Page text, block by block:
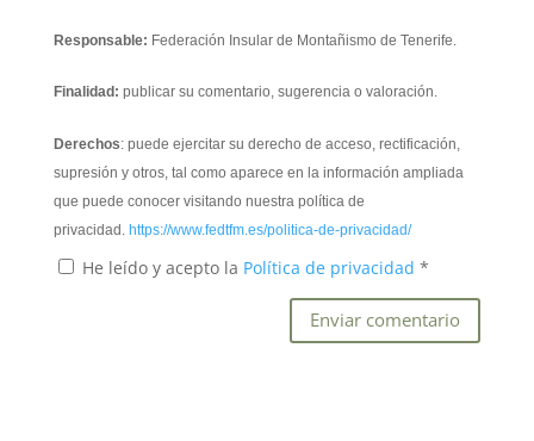
Responsable: Federación Insular de Montañismo de Tenerife.
Finalidad: publicar su comentario, sugerencia o valoración.
Derechos: puede ejercitar su derecho de acceso, rectificación,
supresión y otros, tal como aparece en la información ampliada
que puede conocer visitando nuestra política de
privacidad. https://www.fedtfm.es/politica-de-privacidad/
He leído y acepto la Política de privacidad *